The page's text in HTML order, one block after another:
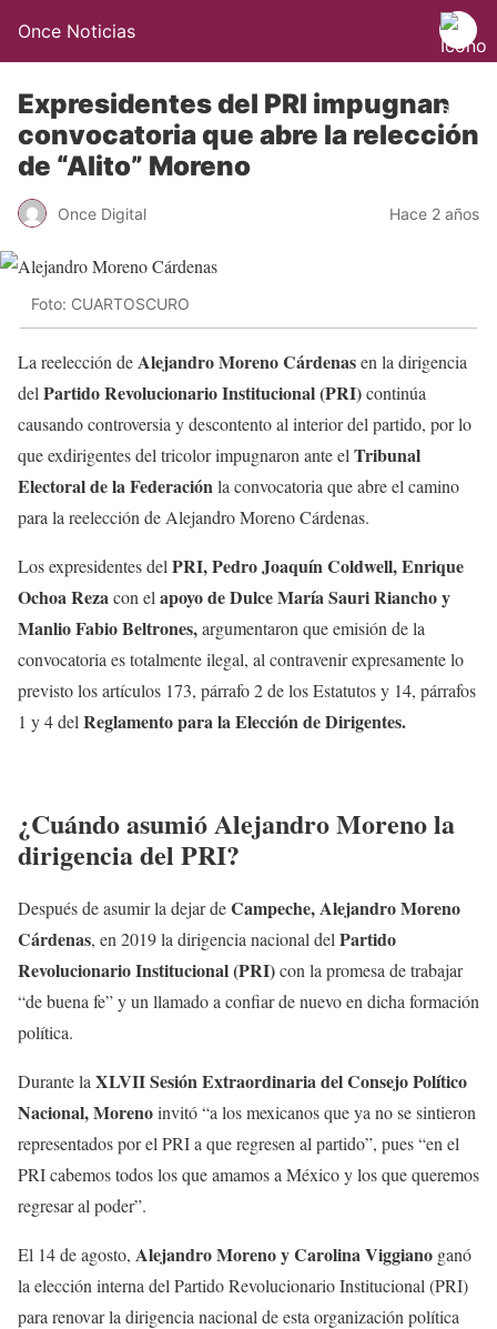
Once Noticias
Expresidentes del PRI impugnan
convocatoria que abre la relección
de “Alito” Moreno
Once Digital Hace 2 años
Foto: CUARTOSCURO
La reelección deAlejandro Moreno Cárdenasen la dirigencia
del Partido Revolucionario Institucional (PRI)continúa
causando controversia y descontento al interior del partido, por lo
que exdirigentes del tricolor impugnaron ante el Tribunal
Electoral de la Federaciónla convocatoria que abre el camino
para la reelección de Alejandro Moreno Cárdenas.
Los expresidentes del PRI, Pedro Joaquín Coldwell, Enrique
Ochoa Rezacon el apoyo de Dulce María Sauri Riancho y
Manlio Fabio Beltrones,argumentaron que emisión de la
convocatoria es totalmente ilegal, al contravenir expresamente lo
previsto los artículos 173, párrafo 2 de los Estatutos y 14, párrafos
1 y 4 del Reglamento para la Elección de Dirigentes.
¿Cuándo asumió Alejandro Moreno la
dirigencia del PRI?
Después de asumir la dejar deCampeche, Alejandro Moreno
Cárdenas, en 2019 la dirigencia nacional del Partido
Revolucionario Institucional (PRI)con la promesa de trabajar
“de buena fe” y un llamado a confiar de nuevo en dicha formación
política.
Durante la XLVII Sesión Extraordinaria del Consejo Político
Nacional, Morenoinvitó “a los mexicanos que ya no se sintieron
representados por el PRI a que regresen al partido”, pues “en el
PRI cabemos todos los que amamos a México y los que queremos
regresar al poder”.
El 14 de agosto, Alejandro Moreno y Carolina Viggiano ganó
la elección interna del Partido Revolucionario Institucional (PRI)
para renovar la dirigencia nacional de esta organización política